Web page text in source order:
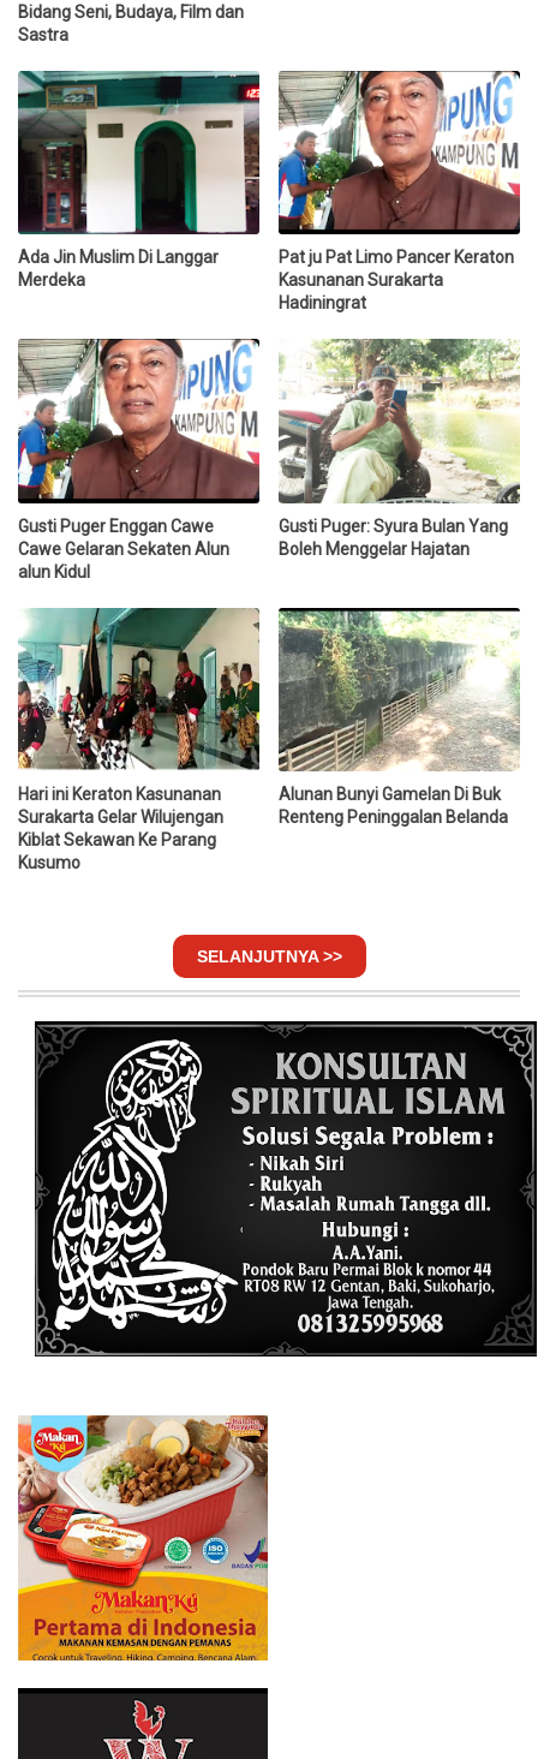
Bidang Seni, Budaya, Film dan
Sastra
Ada Jin Muslim Di Langgar
Merdeka
Pat ju Pat Limo Pancer Keraton
Kasunanan Surakarta
Hadiningrat
Gusti Puger Enggan Cawe
Cawe Gelaran Sekaten Alun
alun Kidul
Gusti Puger: Syura Bulan Yang
Boleh Menggelar Hajatan
Hari ini Keraton Kasunanan
Surakarta Gelar Wilujengan
Kiblat Sekawan Ke Parang
Kusumo
Alunan Bunyi Gamelan Di Buk
Renteng Peninggalan Belanda
SELANJUTNYA >>